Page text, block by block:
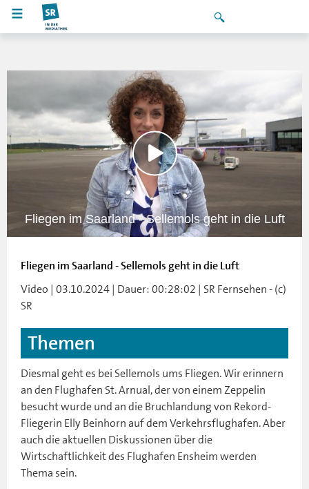
Fliegen im Saarland - Sellemols geht in die Luft
Fliegen im Saarland - Sellemols geht in die Luft
Video | 03.10.2024 | Dauer: 00:28:02 | SR Fernsehen - (c)
SR
Themen
Diesmal geht es bei Sellemols ums Fliegen. Wir erinnern
an den Flughafen St. Arnual, der von einem Zeppelin
besucht wurde und an die Bruchlandung von Rekord-
Fliegerin Elly Beinhorn auf dem Verkehrsflughafen. Aber
auch die aktuellen Diskussionen über die
Wirtschaftlichkeit des Flughafen Ensheim werden
Thema sein.